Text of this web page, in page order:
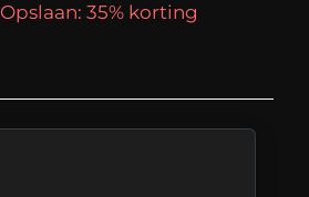
Opslaan: 35% korting